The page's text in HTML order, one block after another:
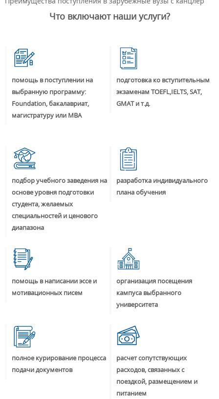
Что включают наши услуги?
помощь в поступлении на
выбранную программу:
Foundation, бакалавриат,
магистратуру или MBA
подготовка ко вступительным
экзаменам TOEFL,IELTS, SAT,
GMAT и т.д.
подбор учебного заведения на
основе уровня подготовки
студента, желаемых
специальностей и ценового
диапазона
разработка индивидуального
плана обучения
помощь в написании эссе и
мотивационных писем
организация посещения
кампуса выбранного
университета
полное курирование процесса
подачи документов
расчет сопутствующих
расходов, связанных с
поездкой, размещением и
питанием